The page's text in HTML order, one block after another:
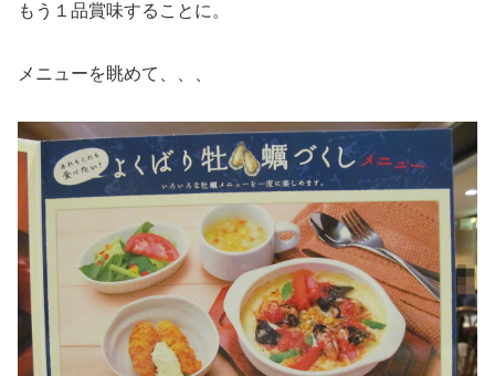
もう１品賞味することに。
メニューを眺めて、、、